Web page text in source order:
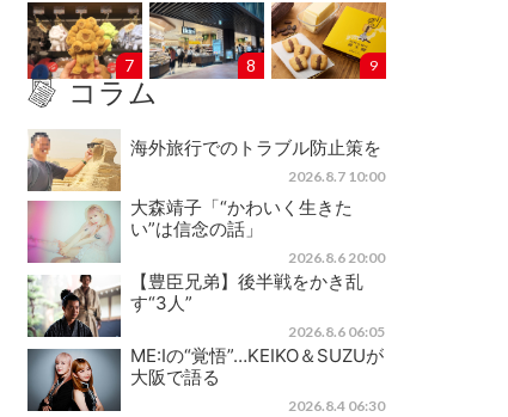
7 8 9
コラム
海外旅行でのトラブル防止策を
2026.8.7 10:00
大森靖子「“かわいく生きた
い”は信念の話」
2026.8.6 20:00
【豊臣兄弟】後半戦をかき乱
す“3人”
2026.8.6 06:05
ME:Iの“覚悟”…KEIKO＆SUZUが
大阪で語る
2026.8.4 06:30